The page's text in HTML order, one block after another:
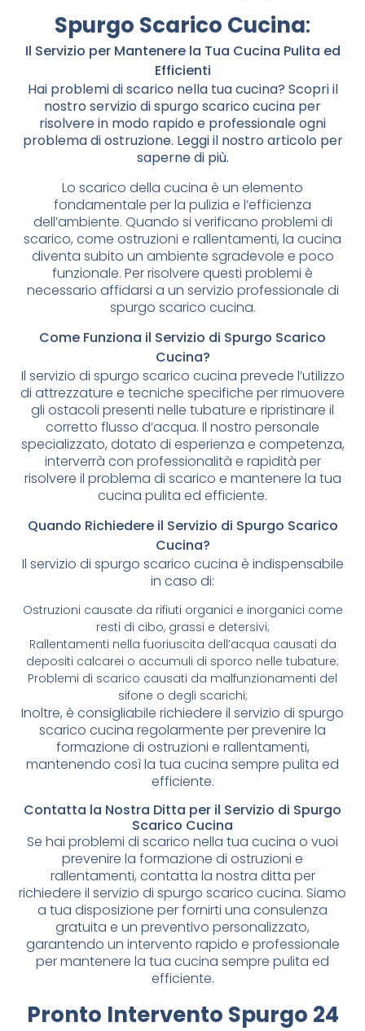
Spurgo Scarico Cucina:
Il Servizio per Mantenere la Tua Cucina Pulita ed
Efficienti
Hai problemi di scarico nella tua cucina? Scopri il
nostro servizio di spurgo scarico cucina per
risolvere in modo rapido e professionale ogni
problema di ostruzione. Leggi il nostro articolo per
saperne di più.
Lo scarico della cucina è un elemento
fondamentale per la pulizia e l’efficienza
dell’ambiente. Quando si verificano problemi di
scarico, come ostruzioni e rallentamenti, la cucina
diventa subito un ambiente sgradevole e poco
funzionale. Per risolvere questi problemi è
necessario affidarsi a un servizio professionale di
spurgo scarico cucina.
Come Funziona il Servizio di Spurgo Scarico
Cucina?
Il servizio di spurgo scarico cucina prevede l’utilizzo
di attrezzature e tecniche specifiche per rimuovere
gli ostacoli presenti nelle tubature e ripristinare il
corretto flusso d’acqua. Il nostro personale
specializzato, dotato di esperienza e competenza,
interverrà con professionalità e rapidità per
risolvere il problema di scarico e mantenere la tua
cucina pulita ed efficiente.
Quando Richiedere il Servizio di Spurgo Scarico
Cucina?
Il servizio di spurgo scarico cucina è indispensabile
in caso di:
Ostruzioni causate da rifiuti organici e inorganici come
resti di cibo, grassi e detersivi;
Rallentamenti nella fuoriuscita dell’acqua causati da
depositi calcarei o accumuli di sporco nelle tubature;
Problemi di scarico causati da malfunzionamenti del
sifone o degli scarichi;
Inoltre, è consigliabile richiedere il servizio di spurgo
scarico cucina regolarmente per prevenire la
formazione di ostruzioni e rallentamenti,
mantenendo così la tua cucina sempre pulita ed
efficiente.
Contatta la Nostra Ditta per il Servizio di Spurgo
Scarico Cucina
Se hai problemi di scarico nella tua cucina o vuoi
prevenire la formazione di ostruzioni e
rallentamenti, contatta la nostra ditta per
richiedere il servizio di spurgo scarico cucina. Siamo
a tua disposizione per fornirti una consulenza
gratuita e un preventivo personalizzato,
garantendo un intervento rapido e professionale
per mantenere la tua cucina sempre pulita ed
efficiente.
Pronto Intervento Spurgo 24